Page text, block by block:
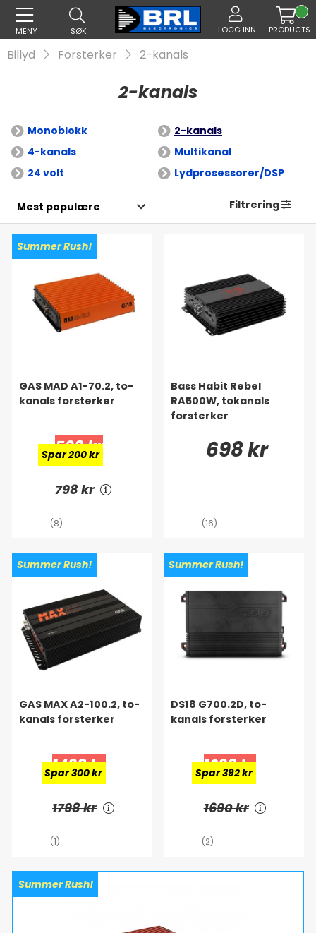
MENY SØK LOGG INN PRODUCTS
Billyd Forsterker 2-kanals
2-kanals
Monoblokk
2-kanals
4-kanals
Multikanal
24 volt
Lydprosessorer/DSP
Filtrering
Summer Rush!
GAS MAD A1-70.2, to-
kanals forsterker
598 kr
Spar 200 kr
798 kr
(8)
Bass Habit Rebel
RA500W, tokanals
forsterker
698 kr
(16)
Summer Rush!
GAS MAX A2-100.2, to-
kanals forsterker
1498 kr
Spar 300 kr
1798 kr
(1)
Summer Rush!
DS18 G700.2D, to-
kanals forsterker
1298 kr
Spar 392 kr
1690 kr
(2)
Summer Rush!